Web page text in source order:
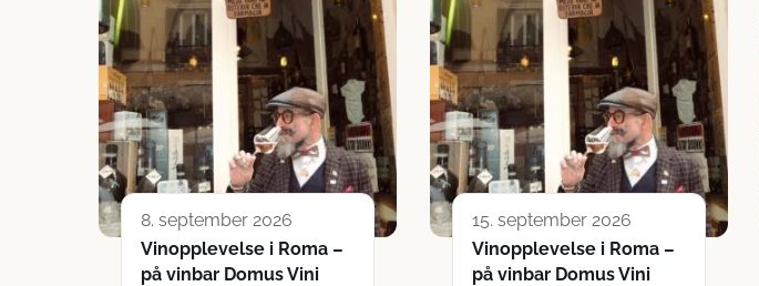
8. september 2026
Vinopplevelse i Roma –
på vinbar Domus Vini
15. september 2026
Vinopplevelse i Roma –
på vinbar Domus Vini